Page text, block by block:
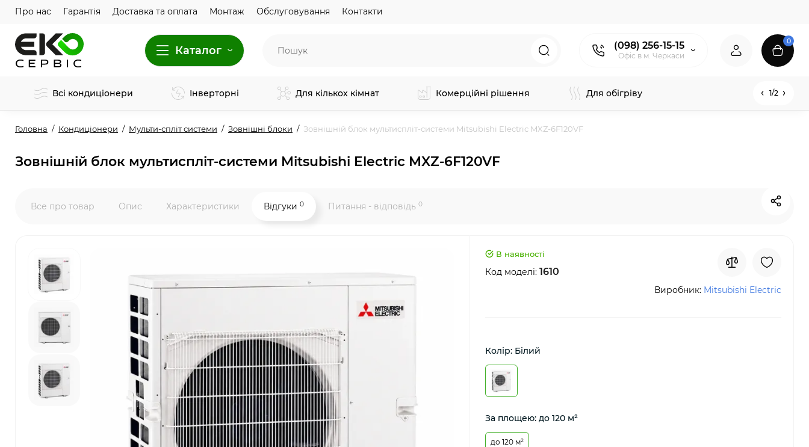
Про нас Гарантія Доставка та оплата Монтаж Обслуговування Контакти
Каталог (098) 256-15-15
Офіс в м. Черкаси
0
Всі кондиціонери Інверторні Для кількох кімнат Комерційні рішення Для обігріву 1/2
Головна Кондиціонери Мульти-спліт системи Зовнішні блоки Зовнішній блок мультиспліт-системи Mitsubishi Electric MXZ-6F120VF
Зовнішній блок мультиспліт-системи Mitsubishi Electric MXZ-6F120VF
Все про товар Опис Характеристики Відгуки 0 Питання - відповідь 0
В наявності
Код моделі: 1610
Виробник: Mitsubishi Electric
Колір: Білий
За площею: до 120 м²
до 120 м²